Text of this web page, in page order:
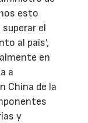
esto
el
al país’,
en
a
China de la
y